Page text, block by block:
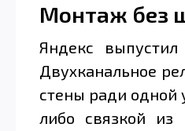
Монтаж без
Яндекс
Двухканальное
стены ради одной
либо связкой